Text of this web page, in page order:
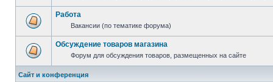
Работа
Вакансии (по тематике форума)
Обсуждение товаров магазина
Форум для обсуждения товаров, размещенных на сайте
Сайт и конференция